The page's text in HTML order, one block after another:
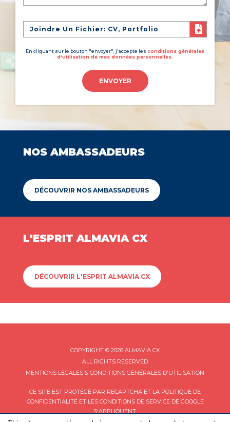
Joindre Un Fichier: CV, Portfolio
En cliquant sur le bouton "envoyer", j'accepte les conditions générales
d'utilisation de mes données personnelles.
ENVOYER
NOS AMBASSADEURS
DÉCOUVRIR NOS AMBASSADEURS
L'ESPRIT ALMAVIA CX
DÉCOUVRIR L'ESPRIT ALMAVIA CX
COPYRIGHT © 2026 ALMAVIA CX
ALL RIGHTS RESERVED
MENTIONS LÉGALES & CONDITIONS GÉNÉRALES D'UTILISATION
CE SITE EST PROTÉGÉ PAR RECAPTCHA ET LA POLITIQUE DE
CONFIDENTIALITÉET LES CONDITIONS DE SERVICEDE GOOGLE
S'APPLIQUENT.